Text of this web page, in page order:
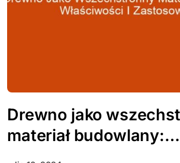
Drewno jako
materiał budowlany:
właściwości i